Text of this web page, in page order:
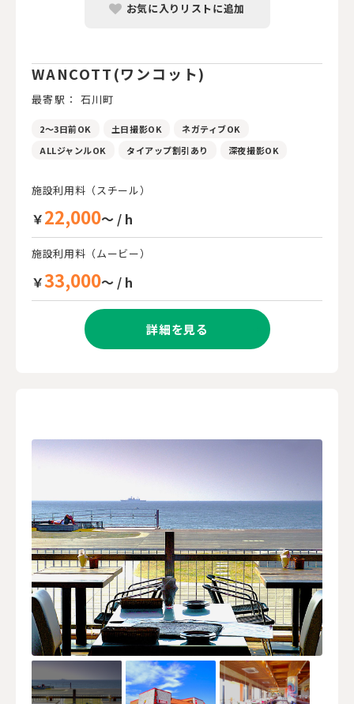
お気に入りリストに追加
WANCOTT(ワンコット)
最寄駅： 石川町
2～3日前OK 土日撮影OK
ネガティブOK
ALLジャンルOK
タイアップ割引あり 深夜撮影OK
施設利用料（スチール）
￥22,000～ / h
施設利用料（ムービー）
￥33,000～ / h
詳細を見る